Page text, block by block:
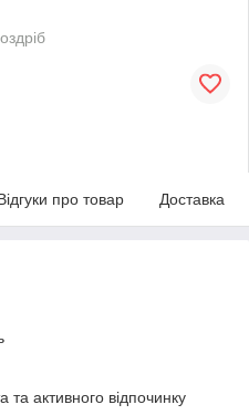
про товар Доставка
та активного відпочинку